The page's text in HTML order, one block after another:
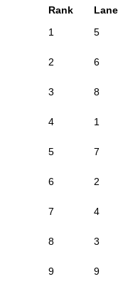
Rank Lane
1
5
2 6
3 8
4 1
5 7
6 2
7 4
8 3
9 9